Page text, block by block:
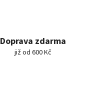
Doprava zdarma
již od 600 Kč